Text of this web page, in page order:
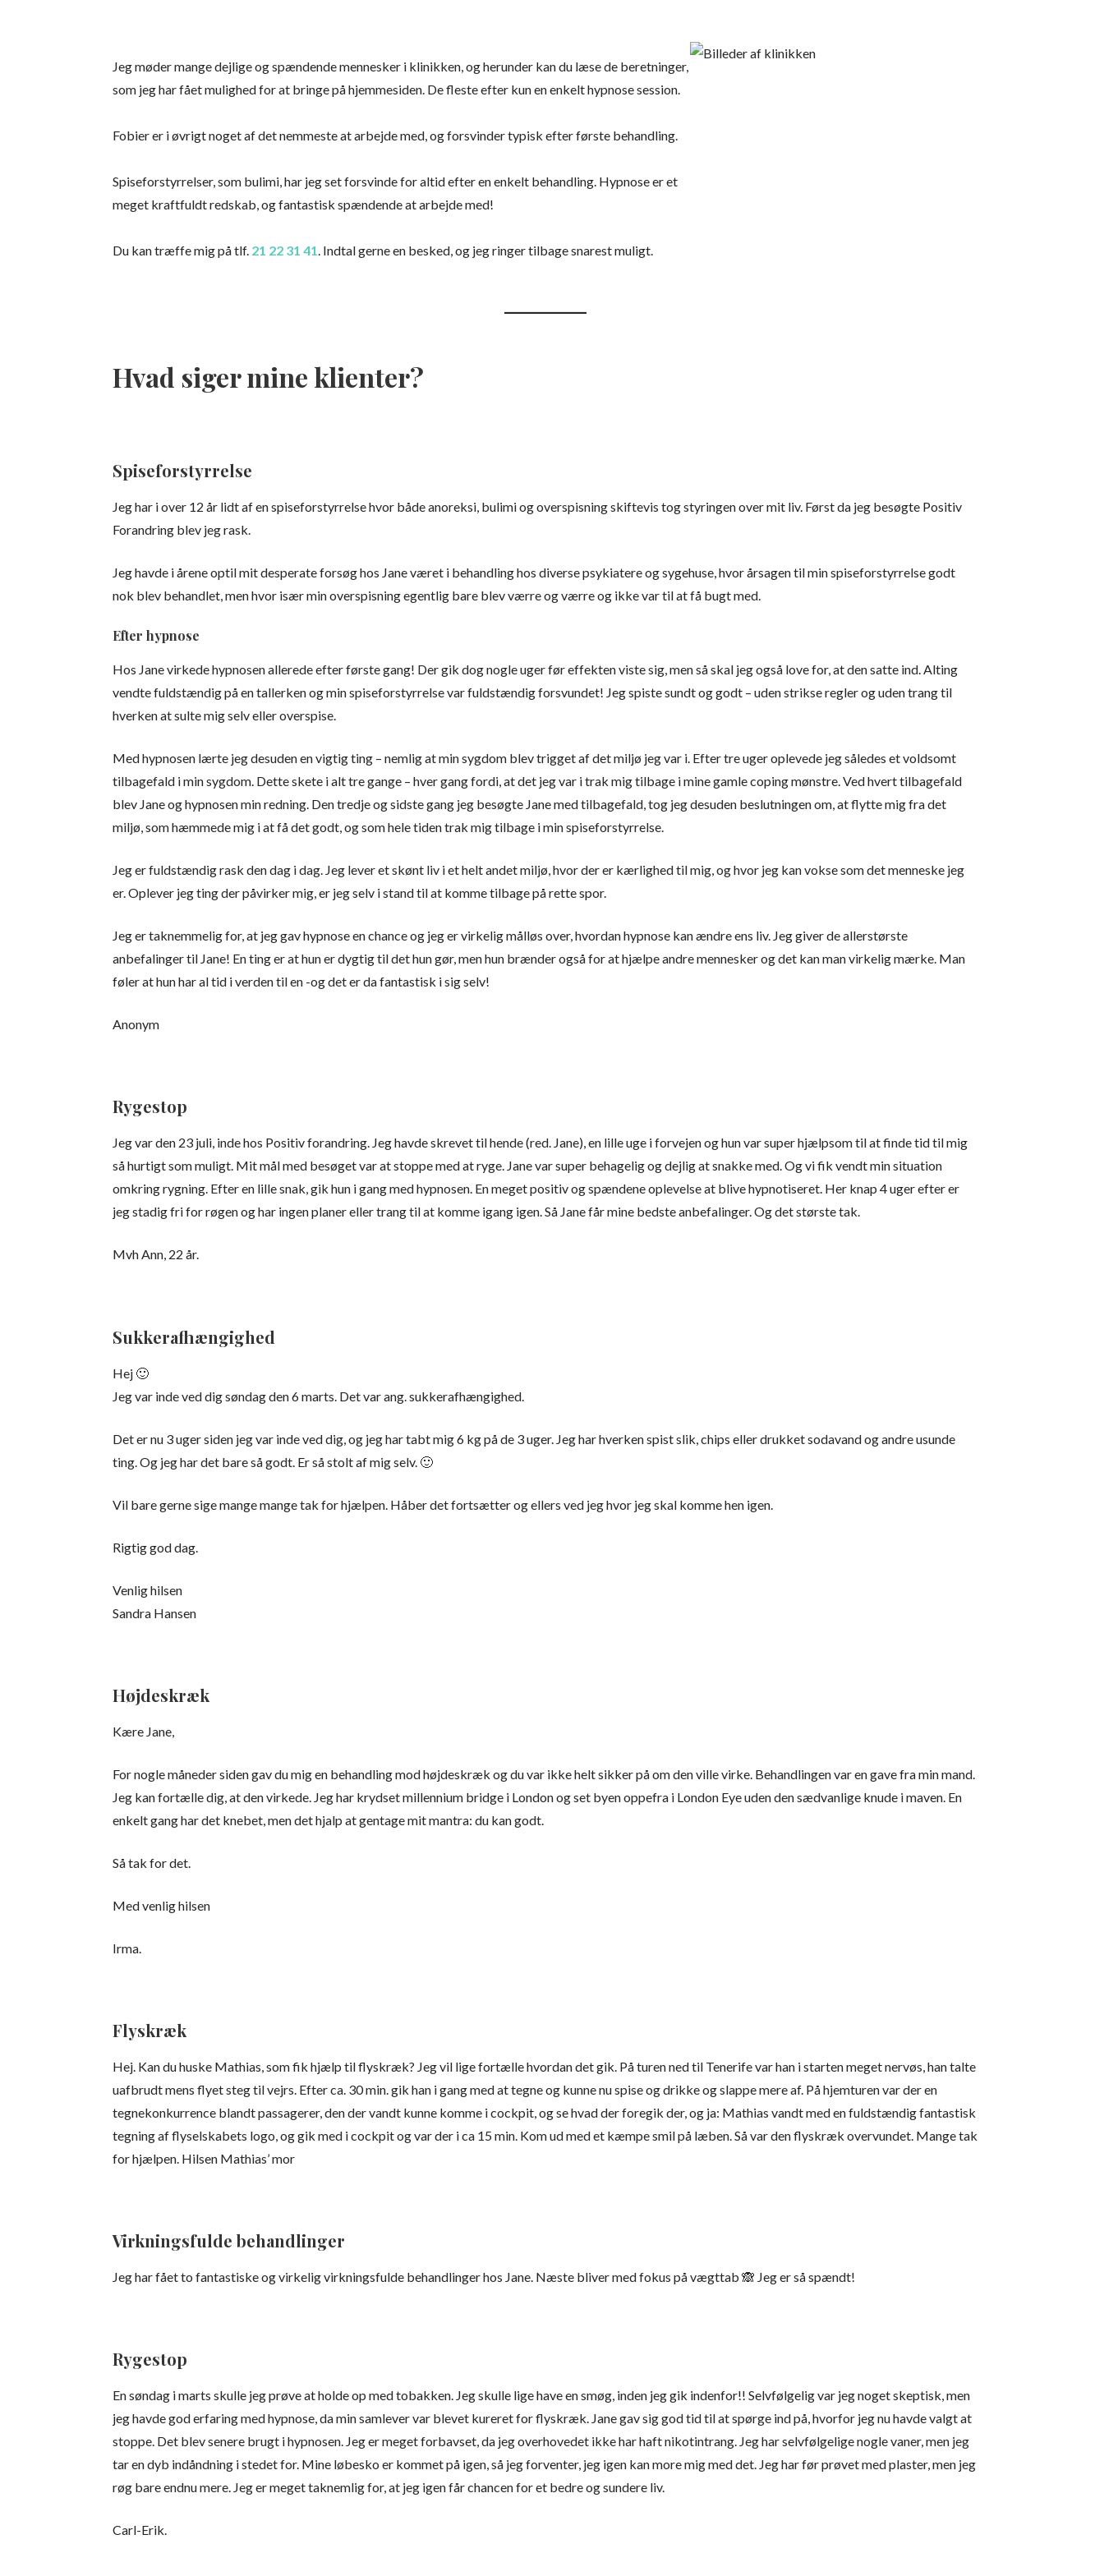
Jeg møder mange dejlige og spændende mennesker i klinikken, og herunder kan du læse de beretninger,
som jeg har fået mulighed for at bringe på hjemmesiden. De fleste efter kun en enkelt hypnose session.
Fobier er i øvrigt noget af det nemmeste at arbejde med, og forsvinder typisk efter første behandling.
Spiseforstyrrelser, som bulimi, har jeg set forsvinde for altid efter en enkelt behandling. Hypnose er et
meget kraftfuldt redskab, og fantastisk spændende at arbejde med!
Du kan træffe mig på tlf. 21 22 31 41. Indtal gerne en besked, og jeg ringer tilbage snarest muligt.
Hvad siger mine klienter?
Spiseforstyrrelse
Jeg har i over 12 år lidt af en spiseforstyrrelse hvor både anoreksi, bulimi og overspisning skiftevis tog styringen over mit liv. Først da jeg besøgte Positiv
Forandring blev jeg rask.
Jeg havde i årene optil mit desperate forsøg hos Jane været i behandling hos diverse psykiatere og sygehuse, hvor årsagen til min spiseforstyrrelse godt
nok blev behandlet, men hvor især min overspisning egentlig bare blev værre og værre og ikke var til at få bugt med.
Efter hypnose
Hos Jane virkede hypnosen allerede efter første gang! Der gik dog nogle uger før effekten viste sig, men så skal jeg også love for, at den satte ind. Alting
vendte fuldstændig på en tallerken og min spiseforstyrrelse var fuldstændig forsvundet! Jeg spiste sundt og godt – uden strikse regler og uden trang til
hverken at sulte mig selv eller overspise.
Med hypnosen lærte jeg desuden en vigtig ting – nemlig at min sygdom blev trigget af det miljø jeg var i. Efter tre uger oplevede jeg således et voldsomt
tilbagefald i min sygdom. Dette skete i alt tre gange – hver gang fordi, at det jeg var i trak mig tilbage i mine gamle coping mønstre. Ved hvert tilbagefald
blev Jane og hypnosen min redning. Den tredje og sidste gang jeg besøgte Jane med tilbagefald, tog jeg desuden beslutningen om, at flytte mig fra det
miljø, som hæmmede mig i at få det godt, og som hele tiden trak mig tilbage i min spiseforstyrrelse.
Jeg er fuldstændig rask den dag i dag. Jeg lever et skønt liv i et helt andet miljø, hvor der er kærlighed til mig, og hvor jeg kan vokse som det menneske jeg
er. Oplever jeg ting der påvirker mig, er jeg selv i stand til at komme tilbage på rette spor.
Jeg er taknemmelig for, at jeg gav hypnose en chance og jeg er virkelig målløs over, hvordan hypnose kan ændre ens liv. Jeg giver de allerstørste
anbefalinger til Jane! En ting er at hun er dygtig til det hun gør, men hun brænder også for at hjælpe andre mennesker og det kan man virkelig mærke. Man
føler at hun har al tid i verden til en -og det er da fantastisk i sig selv!
Anonym
Rygestop
Jeg var den 23 juli, inde hos Positiv forandring. Jeg havde skrevet til hende (red. Jane), en lille uge i forvejen og hun var super hjælpsom til at finde tid til mig
så hurtigt som muligt. Mit mål med besøget var at stoppe med at ryge. Jane var super behagelig og dejlig at snakke med. Og vi fik vendt min situation
omkring rygning. Efter en lille snak, gik hun i gang med hypnosen. En meget positiv og spændene oplevelse at blive hypnotiseret. Her knap 4 uger efter er
jeg stadig fri for røgen og har ingen planer eller trang til at komme igang igen. Så Jane får mine bedste anbefalinger. Og det største tak.
Mvh Ann, 22 år.
Sukkerafhængighed
Hej 🙂
Jeg var inde ved dig søndag den 6 marts. Det var ang. sukkerafhængighed.
Det er nu 3 uger siden jeg var inde ved dig, og jeg har tabt mig 6 kg på de 3 uger. Jeg har hverken spist slik, chips eller drukket sodavand og andre usunde
ting. Og jeg har det bare så godt. Er så stolt af mig selv. 🙂
Vil bare gerne sige mange mange tak for hjælpen. Håber det fortsætter og ellers ved jeg hvor jeg skal komme hen igen.
Rigtig god dag.
Venlig hilsen
Sandra Hansen
Højdeskræk
Kære Jane,
For nogle måneder siden gav du mig en behandling mod højdeskræk og du var ikke helt sikker på om den ville virke. Behandlingen var en gave fra min mand.
Jeg kan fortælle dig, at den virkede. Jeg har krydset millennium bridge i London og set byen oppefra i London Eye uden den sædvanlige knude i maven. En
enkelt gang har det knebet, men det hjalp at gentage mit mantra: du kan godt.
Så tak for det.
Med venlig hilsen
Irma.
Flyskræk
Hej. Kan du huske Mathias, som fik hjælp til flyskræk? Jeg vil lige fortælle hvordan det gik. På turen ned til Tenerife var han i starten meget nervøs, han talte
uafbrudt mens flyet steg til vejrs. Efter ca. 30 min. gik han i gang med at tegne og kunne nu spise og drikke og slappe mere af. På hjemturen var der en
tegnekonkurrence blandt passagerer, den der vandt kunne komme i cockpit, og se hvad der foregik der, og ja: Mathias vandt med en fuldstændig fantastisk
tegning af flyselskabets logo, og gik med i cockpit og var der i ca 15 min. Kom ud med et kæmpe smil på læben. Så var den flyskræk overvundet. Mange tak
for hjælpen. Hilsen Mathias’ mor
Virkningsfulde behandlinger
Jeg har fået to fantastiske og virkelig virkningsfulde behandlinger hos Jane. Næste bliver med fokus på vægttab 🙈 Jeg er så spændt!
Rygestop
En søndag i marts skulle jeg prøve at holde op med tobakken. Jeg skulle lige have en smøg, inden jeg gik indenfor!! Selvfølgelig var jeg noget skeptisk, men
jeg havde god erfaring med hypnose, da min samlever var blevet kureret for flyskræk. Jane gav sig god tid til at spørge ind på, hvorfor jeg nu havde valgt at
stoppe. Det blev senere brugt i hypnosen. Jeg er meget forbavset, da jeg overhovedet ikke har haft nikotintrang. Jeg har selvfølgelige nogle vaner, men jeg
tar en dyb indåndning i stedet for. Mine løbesko er kommet på igen, så jeg forventer, jeg igen kan more mig med det. Jeg har før prøvet med plaster, men jeg
røg bare endnu mere. Jeg er meget taknemlig for, at jeg igen får chancen for et bedre og sundere liv.
Carl-Erik.